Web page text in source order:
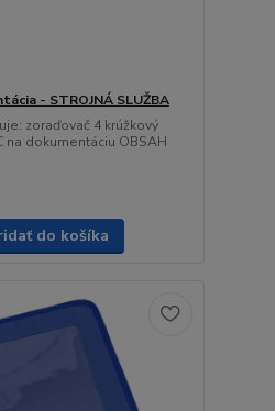
- STROJNÁ SLUŽBA
zoraďovač 4 krúžkový
na dokumentáciu OBSAH
do košíka